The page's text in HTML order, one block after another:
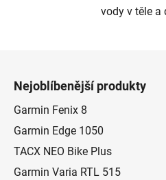
vody v těle a
Nejoblíbenější produkty
Garmin Fenix 8
Garmin Edge 1050
TACX NEO Bike Plus
Garmin Varia RTL 515